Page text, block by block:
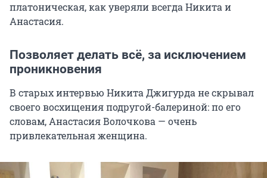
платоническая, как уверяли всегда Никита и
Анастасия.
Позволяет делать всё, за исключением
проникновения
В старых интервью Никита Джигурда не скрывал
своего восхищения подругой-балериной: по его
словам, Анастасия Волочкова — очень
привлекательная женщина.